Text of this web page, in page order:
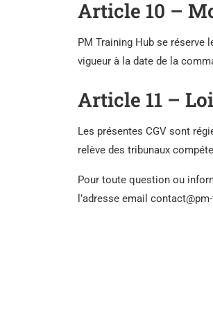
Article 10 –
PM Training Hub se réserve
vigueur à la date de la
Article 11 –
Les présentes CGV sont
relève des tribunaux
Pour toute question ou
l’adresse email